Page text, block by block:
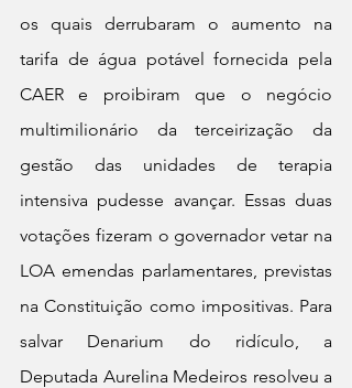
os quais derrubaram o aumento na
tarifa de água potável fornecida pela
CAER e proibiram que o negócio
multimilionário da terceirização da
gestão das unidades de terapia
intensiva pudesse avançar. Essas duas
votações fizeram o governador vetar na
LOA emendas parlamentares, previstas
na Constituição como impositivas. Para
salvar Denarium do ridículo, a
Deputada Aurelina Medeiros resolveu a